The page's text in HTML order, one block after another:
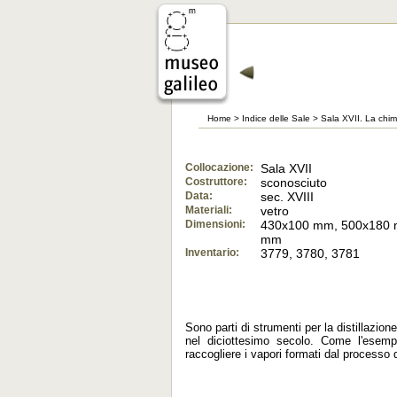
Home > Indice delle Sale > Sala XVII. La
Collocazione: Sala XVII
Costruttore: sconosciuto
Data: sec. XVIII
Materiali: vetro
Dimensioni:
430x100 mm, 500x180
mm
Inventario: 3779, 3780, 3781
Sono parti di strumenti per la
nel diciottesimo secolo. Come
raccogliere i vapori formati dal processo